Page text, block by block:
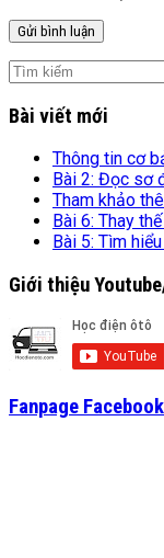
Bài viết mới
Thông tin cơ
Bài 2: Đọc sơ
Tham khảo
Bài 6: Thay
Bài 5: Tìm
Giới thiệu
Fanpage